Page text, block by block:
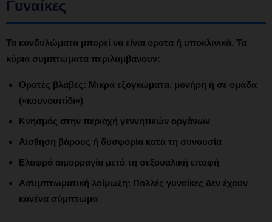
Γυναίκες
Τα κονδυλώματα μπορεί να είναι ορατά ή υποκλινικά. Τα
κύρια συμπτώματα περιλαμβάνουν:
Ορατές βλάβες: Μικρά εξογκώματα, μονήρη ή σε ομάδα
(«κουνουπίδι»)
Κνησμός στην περιοχή γεννητικών οργάνων
Αίσθηση βάρους ή δυσφορία κατά τη συνουσία
Ελαφρά αιμορραγία μετά τη σεξουαλική επαφή
Ασυμπτωματική λοίμωξη: Πολλές γυναίκες δεν έχουν
κανένα σύμπτωμα